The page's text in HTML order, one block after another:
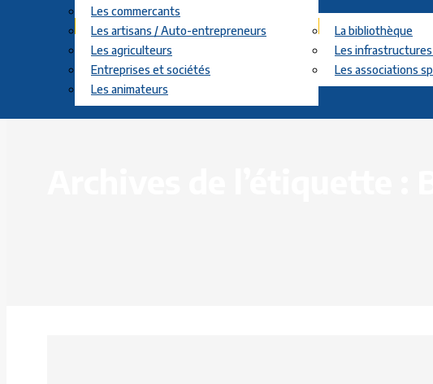
Les commercants
Les artisans / Auto-entrepreneurs
Les agriculteurs
Entreprises et sociétés
Les animateurs
La bibliothèque
Les
Les associations